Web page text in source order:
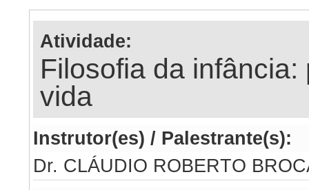
Atividade:
Filosofia da
vida
Instrutor(es) / Palestrante(s):
Dr. CLÁUDIO ROBERTO